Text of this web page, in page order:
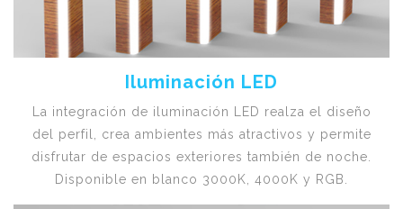
Iluminación LED
La integración de iluminación LED realza el diseño
del perfil, crea ambientes más atractivos y permite
disfrutar de espacios exteriores también de noche.
Disponible en blanco 3000K, 4000K y RGB.